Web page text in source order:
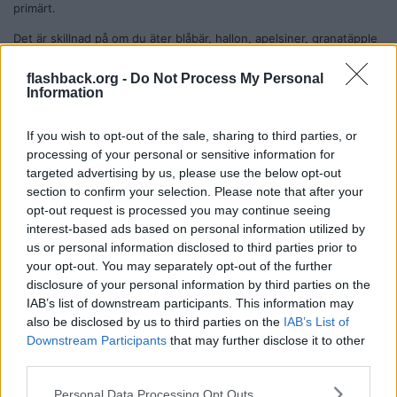
flashback.org - Do Not Process My Personal
Information
If you wish to opt-out of the sale, sharing to third parties, or
processing of your personal or sensitive information for
targeted advertising by us, please use the below opt-out
section to confirm your selection. Please note that after your
opt-out request is processed you may continue seeing
interest-based ads based on personal information utilized by
us or personal information disclosed to third parties prior to
your opt-out. You may separately opt-out of the further
disclosure of your personal information by third parties on the
IAB’s list of downstream participants. This information may
also be disclosed by us to third parties on the IAB’s List of
Downstream Participants that may further disclose it to other
Personal Data Processing Opt Outs
primärt.
Det är skillnad på om du äter blåbär, hallon, apelsiner, granatäpple
kolhydrater är de med minst kcal eller kolhydrater.
Precis som att alla fetter inte är speciellt bra som olivolja som
hetas upp för mycket.
Eller säg processat kött som chark produkter.
Du kan ha en hög andel fett och protein samtidigt som du får i dig
kolhydrater från näringstäta råvaror, som sin tur i regel har låg
energitäthet
Citera
2021-11-07, 00:41
Medlem
Reg: Nov 2017
Inlägg: 1 775
Citat:
Fast diverse problem kommer med i vilken råvara de kommer